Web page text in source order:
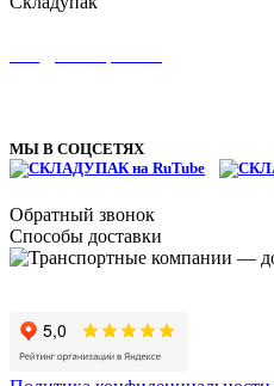
МЫ В СОЦСЕТЯХ
Обратный звонок
Способы доставки